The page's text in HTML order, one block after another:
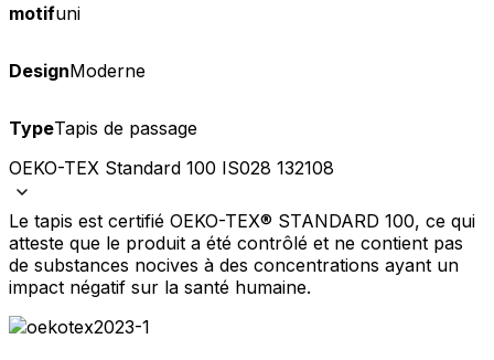
motifuni
DesignModerne
TypeTapis de passage
OEKO-TEX Standard 100 IS028 132108
Le tapis est certifié OEKO-TEX® STANDARD 100, ce qui
atteste que le produit a été contrôlé et ne contient pas
de substances nocives à des concentrations ayant un
impact négatif sur la santé humaine.